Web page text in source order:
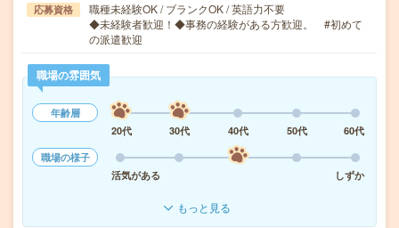
応募資格
職種未経験OK / ブランクOK / 英語力不要
◆未経験者歓迎！◆事務の経験がある方歓迎。 #初めて
の派遣歓迎
職場の雰囲気
年齢層
20代
30代 40代 50代
60代
職場の様子
活気がある
しずか
もっと見る